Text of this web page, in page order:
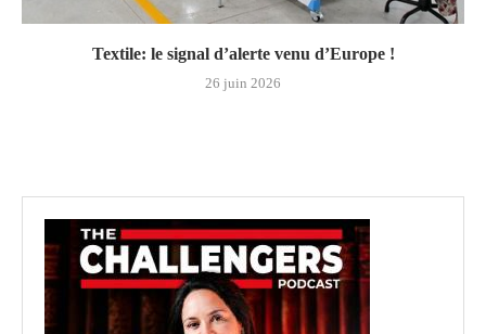
Textile: le signal d’alerte venu d’Europe !
26 juin 2026